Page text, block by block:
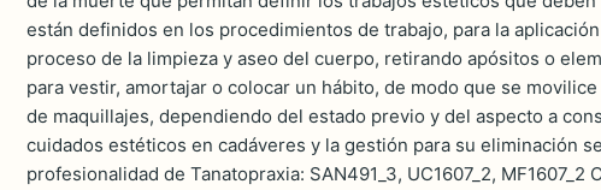
están definidos en los procedimientos de trabajo, para la
proceso de la limpieza y aseo del cuerpo, retirando apósitos o
para vestir, amortajar o colocar un hábito, de modo que se
de maquillajes, dependiendo del estado previo y del aspecto a
cuidados estéticos en cadáveres y la gestión para su eliminación
profesionalidad de Tanatopraxia: SAN491_3, UC1607_2,